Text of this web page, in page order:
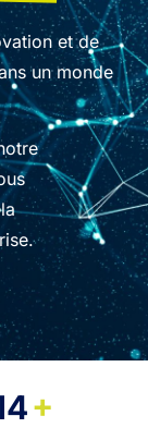
et de
un monde
+